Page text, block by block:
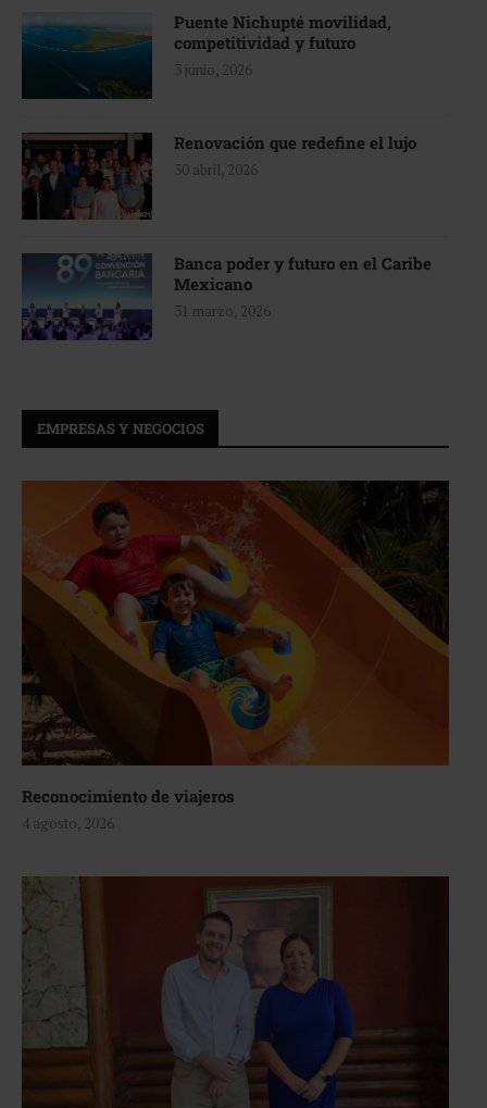
Puente Nichupté movilidad,
competitividad y futuro
3 junio, 2026
Renovación que redefine el lujo
30 abril, 2026
Banca poder y futuro en el Caribe
Mexicano
31 marzo, 2026
EMPRESAS Y NEGOCIOS
Reconocimiento de viajeros
4 agosto, 2026